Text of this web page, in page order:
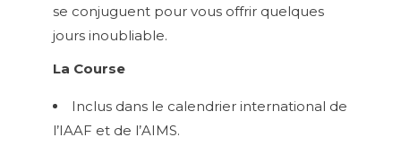
se conjuguent pour vous offrir quelques
jours inoubliable.
La Course
Inclus dans le calendrier international de
l’IAAF et de l’AIMS.